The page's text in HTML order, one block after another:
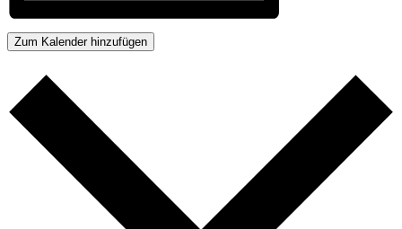
Zum Kalender hinzufügen